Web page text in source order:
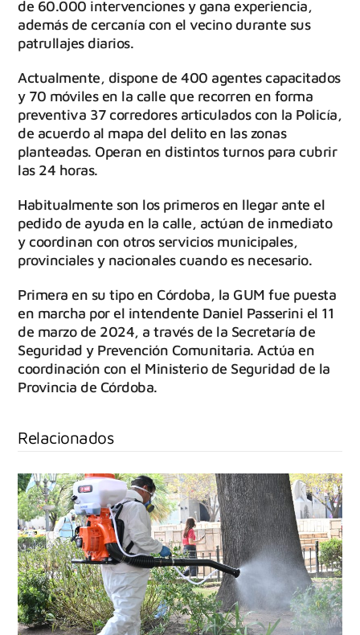
de 60.000 intervenciones y gana experiencia,
además de cercanía con el vecino durante sus
patrullajes diarios.
Actualmente, dispone de 400 agentes capacitados
y 70 móviles en la calle que recorren en forma
preventiva 37 corredores articulados con la Policía,
de acuerdo al mapa del delito en las zonas
planteadas. Operan en distintos turnos para cubrir
las 24 horas.
Habitualmente son los primeros en llegar ante el
pedido de ayuda en la calle, actúan de inmediato
y coordinan con otros servicios municipales,
provinciales y nacionales cuando es necesario.
Primera en su tipo en Córdoba, la GUM fue puesta
en marcha por el intendente Daniel Passerini el 11
de marzo de 2024, a través de la Secretaría de
Seguridad y Prevención Comunitaria. Actúa en
coordinación con el Ministerio de Seguridad de la
Provincia de Córdoba.
Relacionados